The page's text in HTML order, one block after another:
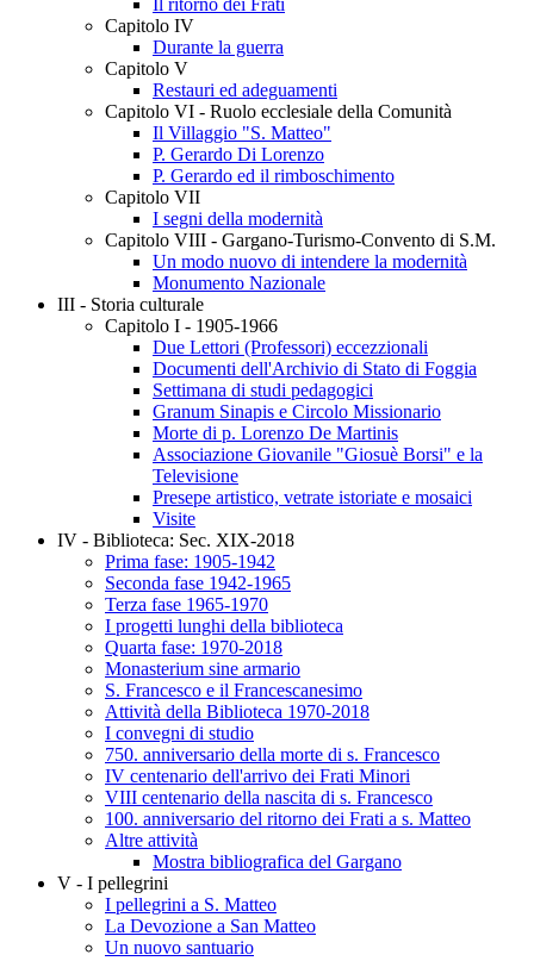
Il ritorno dei Frati
Capitolo IV
Durante la guerra
Capitolo V
Restauri ed adeguamenti
Capitolo VI - Ruolo ecclesiale della Comunità
Il Villaggio "S. Matteo"
P. Gerardo Di Lorenzo
P. Gerardo ed il rimboschimento
Capitolo VII
I segni della modernità
Capitolo VIII - Gargano-Turismo-Convento di S.M.
Un modo nuovo di intendere la modernità
Monumento Nazionale
III - Storia culturale
Capitolo I - 1905-1966
Due Lettori (Professori) eccezzionali
Documenti dell'Archivio di Stato di Foggia
Settimana di studi pedagogici
Granum Sinapis e Circolo Missionario
Morte di p. Lorenzo De Martinis
Associazione Giovanile "Giosuè Borsi" e la
Televisione
Presepe artistico, vetrate istoriate e mosaici
Visite
IV - Biblioteca: Sec. XIX-2018
Prima fase: 1905-1942
Seconda fase 1942-1965
Terza fase 1965-1970
I progetti lunghi della biblioteca
Quarta fase: 1970-2018
Monasterium sine armario
S. Francesco e il Francescanesimo
Attività della Biblioteca 1970-2018
I convegni di studio
750. anniversario della morte di s. Francesco
IV centenario dell'arrivo dei Frati Minori
VIII centenario della nascita di s. Francesco
100. anniversario del ritorno dei Frati a s. Matteo
Altre attività
Mostra bibliografica del Gargano
V - I pellegrini
I pellegrini a S. Matteo
La Devozione a San Matteo
Un nuovo santuario